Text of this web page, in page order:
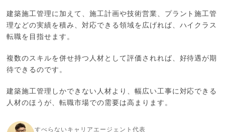
建築施工管理に加えて、施工計画や技術営業、プラント施工管
理などの実績を積み、対応できる領域を広げれば、ハイクラス
転職を目指せます。
複数のスキルを併せ持つ人材として評価されれば、好待遇が期
待できるのです。
建築施工管理しかできない人材より、幅広い工事に対応できる
人材のほうが、転職市場での需要は高まります。
すべらないキャリアエージェント代表